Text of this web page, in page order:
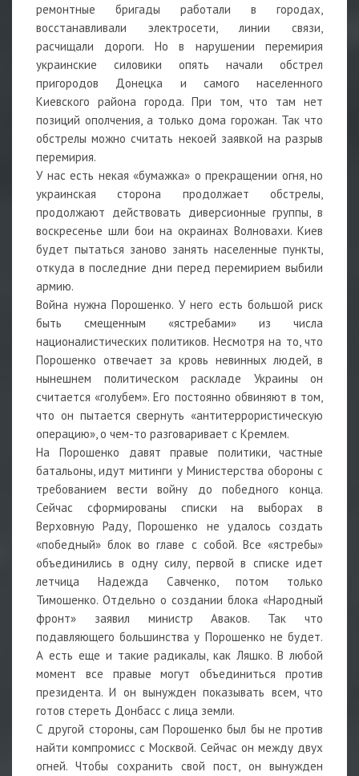
ремонтные бригады работали в городах,
восстанавливали электросети, линии связи,
расчищали дороги. Но в нарушении перемирия
украинские силовики опять начали обстрел
пригородов Донецка и самого населенного
Киевского района города. При том, что там нет
позиций ополчения, а только дома горожан. Так что
обстрелы можно считать некоей заявкой на разрыв
перемирия.
У нас есть некая «бумажка» о прекращении огня, но
украинская сторона продолжает обстрелы,
продолжают действовать диверсионные группы, в
воскресенье шли бои на окраинах Волновахи. Киев
будет пытаться заново занять населенные пункты,
откуда в последние дни перед перемирием выбили
армию.
Война нужна Порошенко. У него есть большой риск
быть смещенным «ястребами» из числа
националистических политиков. Несмотря на то, что
Порошенко отвечает за кровь невинных людей, в
нынешнем политическом раскладе Украины он
считается «голубем». Его постоянно обвиняют в том,
что он пытается свернуть «антитеррористическую
операцию», о чем-то разговаривает с Кремлем.
На Порошенко давят правые политики, частные
батальоны, идут митинги у Министерства обороны с
требованием вести войну до победного конца.
Сейчас сформированы списки на выборах в
Верховную Раду, Порошенко не удалось создать
«победный» блок во главе с собой. Все «ястребы»
объединились в одну силу, первой в списке идет
летчица Надежда Савченко, потом только
Тимошенко. Отдельно о создании блока «Народный
фронт» заявил министр Аваков. Так что
подавляющего большинства у Порошенко не будет.
А есть еще и такие радикалы, как Ляшко. В любой
момент все правые могут объединиться против
президента. И он вынужден показывать всем, что
готов стереть Донбасс с лица земли.
С другой стороны, сам Порошенко был бы не против
найти компромисс с Москвой. Сейчас он между двух
огней. Чтобы сохранить свой пост, он вынужден